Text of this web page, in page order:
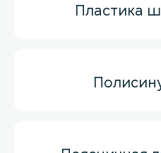
Пластика